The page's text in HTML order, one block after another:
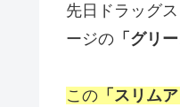
先日ドラッグ
ージの 「グリ
この 「スリム